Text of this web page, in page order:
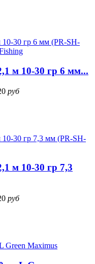
м 10-30 гр 6 мм...
руб
м 10-30 гр 7,3
руб